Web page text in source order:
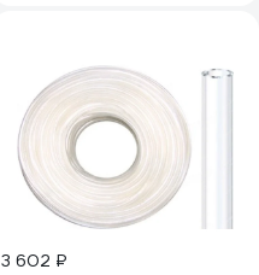
3 602 ₽